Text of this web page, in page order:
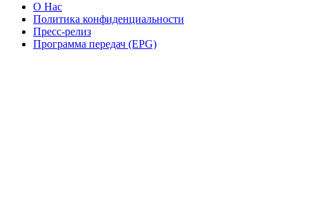
О Нас
Политика конфиденциальности
Пресс-релиз
Программа передач (EPG)